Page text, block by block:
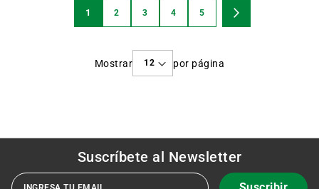
1
2
3
4
5
Mostrar por página
Suscríbete al Newsletter